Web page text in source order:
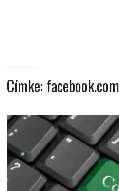
Címke:facebook.com